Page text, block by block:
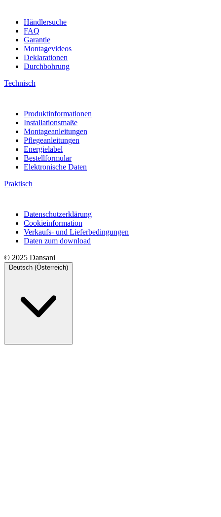
Händlersuche
FAQ
Garantie
Montagevideos
Deklarationen
Durchbohrung
Technisch
Produktinformationen
Installationsmaße
Montageanleitungen
Pflegeanleitungen
Energielabel
Bestellformular
Elektronische Daten
Praktisch
Datenschutzerklärung
Cookieinformation
Verkaufs- und Lieferbedingungen
Daten zum download
© 2025 Dansani
Deutsch (Österreich)